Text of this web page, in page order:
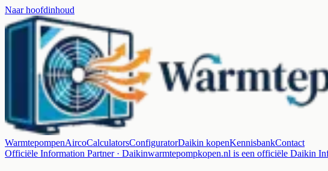
Naar hoofdinhoud
WarmtepompenAircoCalculatorsConfiguratorDaikin kopenKennisbankContact
Officiële Information Partner · Daikinwarmtepompkopen.nl is een officiële Daikin